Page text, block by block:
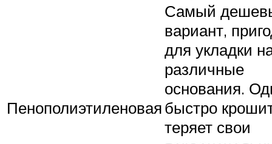
Пенополиэтиленовая
Самый
вариант,
для укладки
различные
основания.
быстро
теряет свои